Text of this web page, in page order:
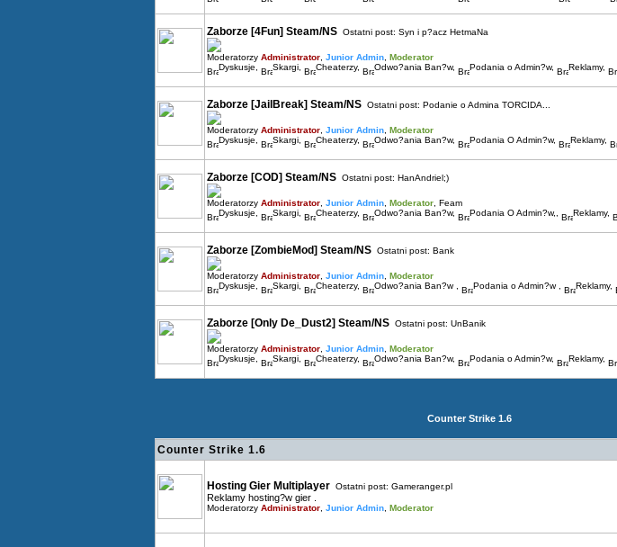
Zaborze [4Fun] Steam/NS Ostatni post: Syn i p?acz HetmaNa
Moderatorzy Administrator Junior Admin Moderator
Dyskusje
Skargi Cheaterzy, Odwo?ania Ban?w, Podania o Admin?w, Reklamy,
Zaborze [JailBreak] Steam/NS Ostatni post: Podanie o Admina TORCIDA...
Moderatorzy Administrator Junior Admin Moderator
Dyskusje
Skargi Cheaterzy, Odwo?ania Ban?w, Podania O Admin?w, Reklamy,
Zaborze [COD] Steam/NS Ostatni post: HanAndriel;)
Moderatorzy Administrator Junior Admin Moderator Feam
Dyskusje
Skargi Cheaterzy, Odwo?ania Ban?w, Podania O Admin?w, Reklamy,
Zaborze [ZombieMod] Steam/NS Ostatni post: Bank
Moderatorzy Administrator Junior Admin Moderator
Dyskusje
Skargi Cheaterzy, Odwo?ania Ban?w Podania o Admin?w Reklamy,
Zaborze [Only De_Dust2] Steam/NS Ostatni post: UnBanik
Moderatorzy Administrator Junior Admin Moderator
Dyskusje
Skargi Cheaterzy, Odwo?ania Ban?w, Podania o Admin?w, Reklamy,
Counter Strike 1.6
Counter Strike 1.6
Hosting Gier Multiplayer Ostatni post: Gameranger.pl
Reklamy hosting?w gier .
Moderatorzy Administrator Junior Admin Moderator